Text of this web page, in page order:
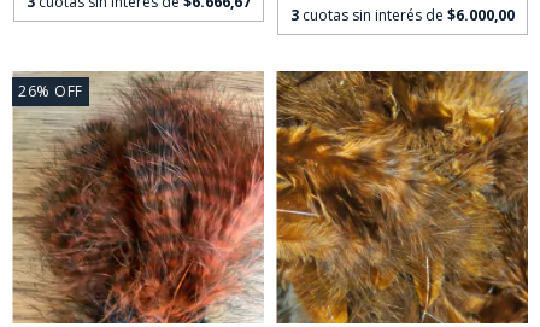
3 cuotas sin interés de $6.000,00
26% OFF